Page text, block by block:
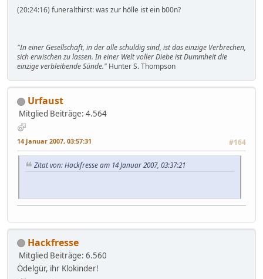
(20:24:16) funeralthirst: was zur hölle ist ein b00n?
"In einer Gesellschaft, in der alle schuldig sind, ist das einzige Verbrechen,
sich erwischen zu lassen. In einer Welt voller Diebe ist Dummheit die
einzige verbleibende Sünde." Hunter S. Thompson
Urfaust
Mitglied Beiträge: 4.564
14 Januar 2007, 03:57:31 #164
Zitat von: Hackfresse am 14 Januar 2007, 03:37:21
Hackfresse
Mitglied Beiträge: 6.560
Ödelgür, ihr Klokinder!